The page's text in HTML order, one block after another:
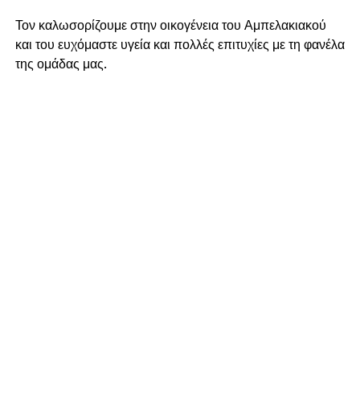
Τον καλωσορίζουμε στην οικογένεια του Αμπελακιακού
και του ευχόμαστε υγεία και πολλές επιτυχίες με τη φανέλα
της ομάδας μας.